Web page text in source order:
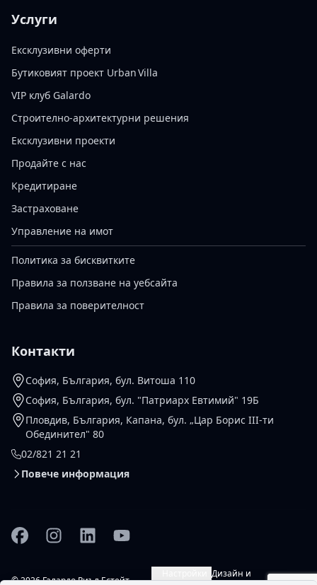
Услуги
Ексклузивни оферти
Бутиковият проект Urban Villa
VIP клуб Galardo
Строително-архитектурни решения
Ексклузивни проекти
Продайте с нас
Кредитиране
Застраховане
Управление на имот
Политика за бисквитките
Правила за ползване на уебсайта
Правила за поверителност
Контакти
София, България, бул. Витоша 110
София, България, бул. "Патриарх Евтимий" 19Б
Пловдив, България, Капана, бул. „Цар Борис III-ти
Обединител" 80
02/821 21 21
Повече информация
FacebookInstagramLinkedinYouTube
© 2026 Галардо Риъл Естейт
Дизайн и